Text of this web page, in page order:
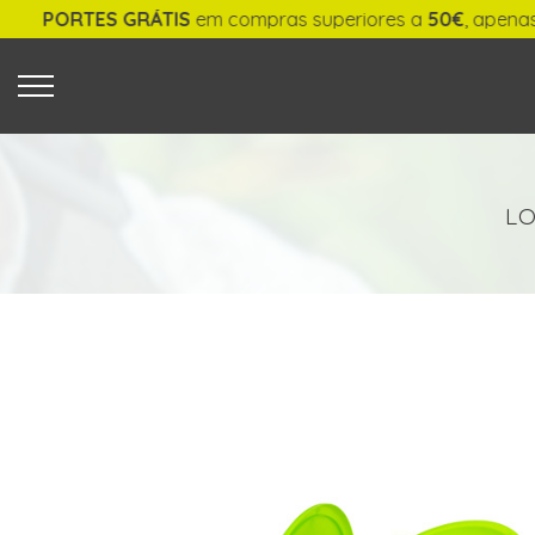
O QUE PROCURA?
PORTES GRÁTISem compras superiores a50€, apenas